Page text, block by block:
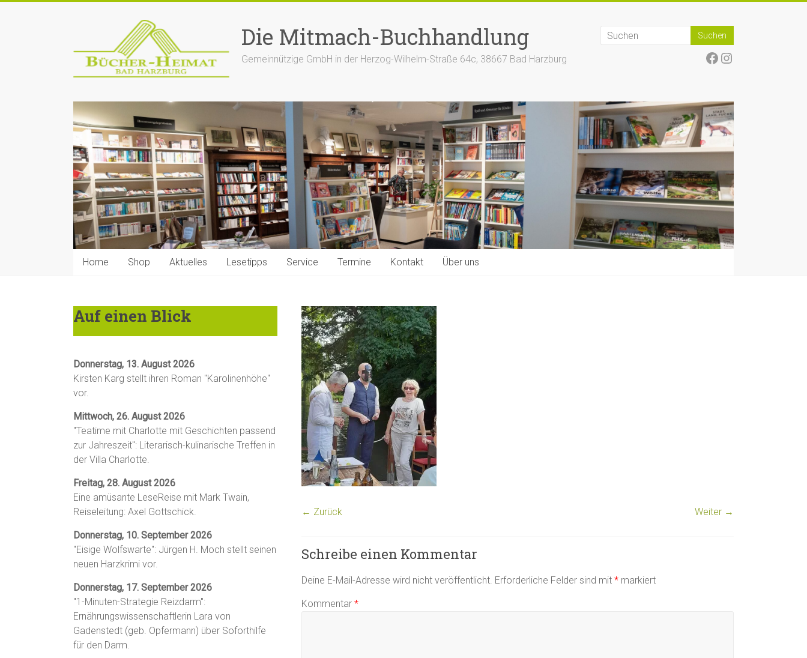
Die Mitmach-Buchhandlung
Gemeinnützige GmbH in der Herzog-Wilhelm-Straße 64c, 38667 Bad Harzburg Facebook
Instagram
Home Shop Aktuelles Lesetipps Service Termine Kontakt Über uns
← Zurück Weiter →
Schreibe einen Kommentar
Deine E-Mail-Adresse wird nicht veröffentlicht. Erforderliche Felder sind mit * markiert
Kommentar *
Auf einen Blick
Donnerstag, 13. August 2026
Kirsten Karg stellt ihren Roman "Karolinenhöhe"
vor.
Mittwoch, 26. August 2026
"Teatime mit Charlotte mit Geschichten passend
zur Jahreszeit": Literarisch-kulinarische Treffen in
der Villa Charlotte.
Freitag, 28. August 2026
Eine amüsante LeseReise mit Mark Twain,
Reiseleitung: Axel Gottschick.
Donnerstag, 10. September 2026
"Eisige Wolfswarte": Jürgen H. Moch stellt seinen
neuen Harzkrimi vor.
Donnerstag, 17. September 2026
"1-Minuten-Strategie Reizdarm":
Ernährungswissenschaftlerin Lara von
Gadenstedt (geb. Opfermann) über Soforthilfe
für den Darm.